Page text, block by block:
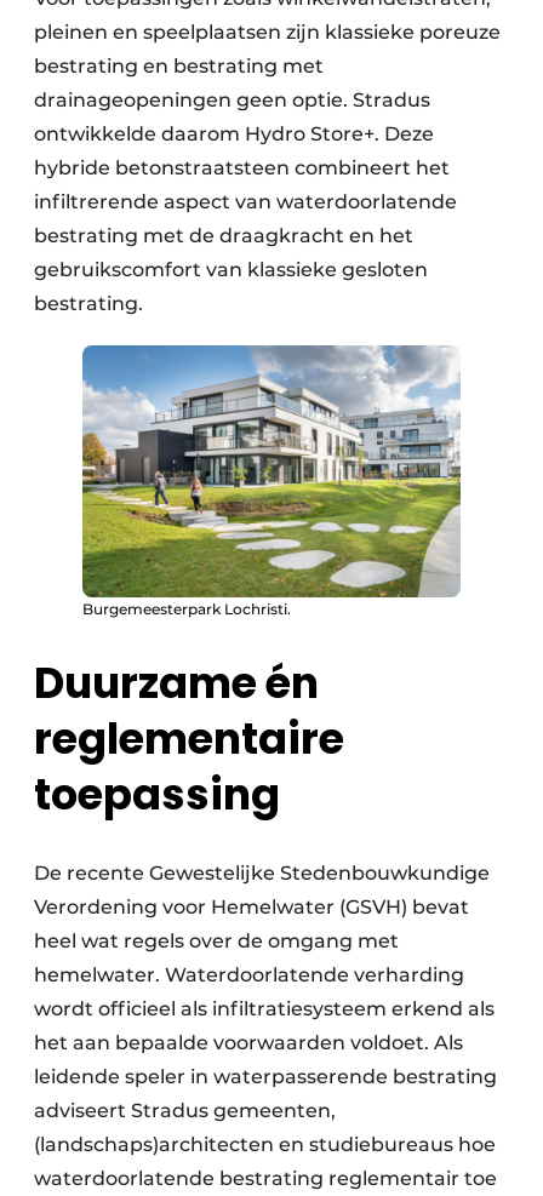
pleinen en speelplaatsen zijn klassieke poreuze
bestrating en bestrating met
drainageopeningen geen optie. Stradus
ontwikkelde daarom Hydro Store+. Deze
hybride betonstraatsteen combineert het
infiltrerende aspect van waterdoorlatende
bestrating met de draagkracht en het
gebruikscomfort van klassieke gesloten
bestrating.
Burgemeesterpark Lochristi.
Duurzame én
reglementaire
toepassing
De recente Gewestelijke Stedenbouwkundige
Verordening voor Hemelwater (GSVH) bevat
heel wat regels over de omgang met
hemelwater. Waterdoorlatende verharding
wordt officieel als infiltratiesysteem erkend als
het aan bepaalde voorwaarden voldoet. Als
leidende speler in waterpasserende bestrating
adviseert Stradus gemeenten,
(landschaps)architecten en studiebureaus hoe
waterdoorlatende bestrating reglementair toe